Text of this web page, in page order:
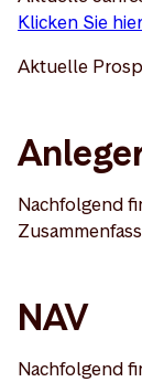
Klicken Sie hier
Aktuelle
Nachfolgend
NAV
Nachfolgend